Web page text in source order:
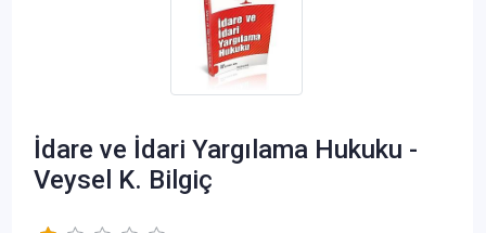
İdare ve İdari Yargılama Hukuku -
Veysel K. Bilgiç